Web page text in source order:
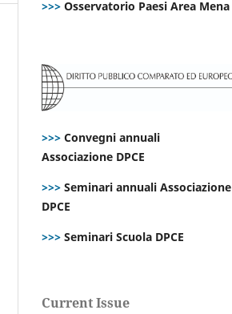
>>> Osservatorio Paesi Area Mena
>>> Convegni annuali
Associazione DPCE
>>> Seminari annuali Associazione
DPCE
>>> Seminari Scuola DPCE
Current Issue